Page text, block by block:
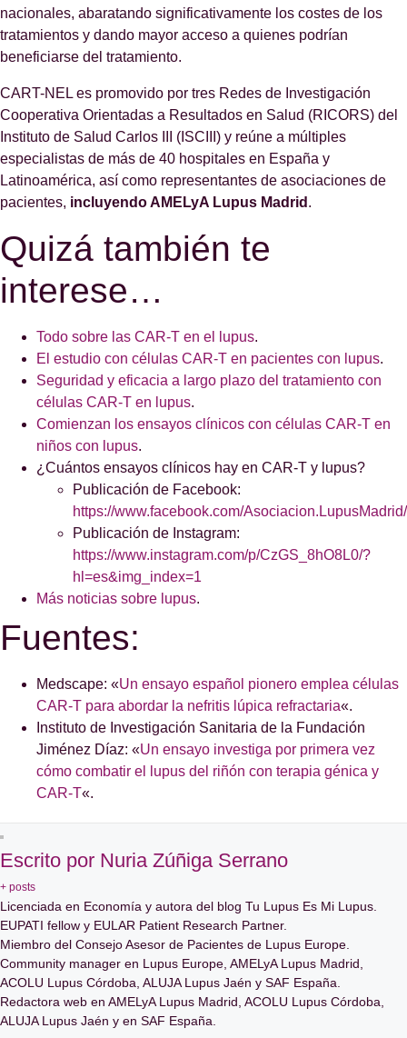
nacionales, abaratando significativamente los costes de los
tratamientos y dando mayor acceso a quienes podrían
beneficiarse del tratamiento.
CART-NEL es promovido por tres Redes de Investigación
Cooperativa Orientadas a Resultados en Salud (RICORS) del
Instituto de Salud Carlos III (ISCIII) y reúne a múltiples
especialistas de más de 40 hospitales en España y
Latinoamérica, así como representantes de asociaciones de
pacientes, incluyendo AMELyA Lupus Madrid .
Quizá también te
interese…
Todo sobre las CAR-T en el lupus.
El estudio con células CAR-T en pacientes con lupus.
Seguridad y eficacia a largo plazo del tratamiento con
células CAR-T en lupus.
Comienzan los ensayos clínicos con células CAR-T en
niños con lupus.
¿Cuántos ensayos clínicos hay en CAR-T y lupus?
Publicación de Facebook:
https://www.facebook.com/
Publicación de Instagram:
https://www.instagram.com/p/CzGS_8hO8L0/?
hl=es&img_index=1
Más noticias sobre lupus.
Fuentes:
Medscape: «Un ensayo español pionero emplea células
CAR-T para abordar la nefritis lúpica refractaria«.
Instituto de Investigación Sanitaria de la Fundación
Jiménez Díaz: «Un ensayo investiga por primera vez
cómo combatir el lupus del riñón con terapia génica y
CAR-T«.
Escrito por Nuria Zúñiga Serrano
+ posts
Licenciada en Economía y autora del blog Tu Lupus Es Mi Lupus.
EUPATI fellow y EULAR Patient Research Partner.
Miembro del Consejo Asesor de Pacientes de Lupus Europe.
Community manager en Lupus Europe, AMELyA Lupus Madrid,
ACOLU Lupus Córdoba, ALUJA Lupus Jaén y SAF España.
Redactora web en AMELyA Lupus Madrid, ACOLU Lupus Córdoba,
ALUJA Lupus Jaén y en SAF España.